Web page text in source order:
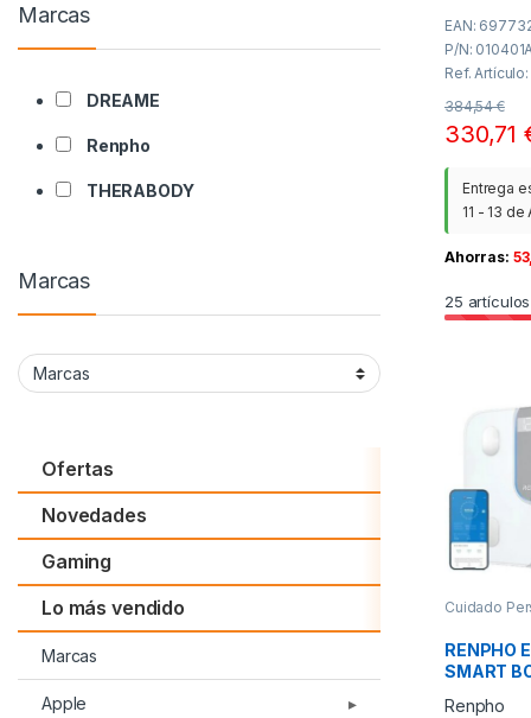
EAN:
P/N:
Ref.
384,54€
330,71
Entrega
11 - 13
Ahorras:
25
Cuidado
RENPHO
SMART
Renpho
Marcas
DREAME
Renpho
THERABODY
Marcas
Ofertas
Novedades
Gaming
Lo más vendido
Marcas
Apple